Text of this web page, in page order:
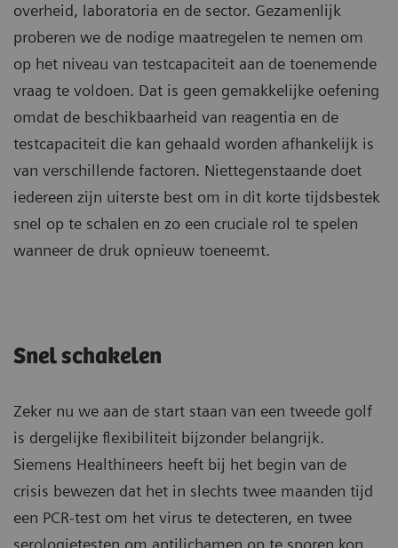
overheid, laboratoria en de sector. Gezamenlijk
proberen we de nodige maatregelen te nemen om
op het niveau van testcapaciteit aan de toenemende
vraag te voldoen. Dat is geen gemakkelijke oefening
omdat de beschikbaarheid van reagentia en de
testcapaciteit die kan gehaald worden afhankelijk is
van verschillende factoren. Niettegenstaande doet
iedereen zijn uiterste best om in dit korte tijdsbestek
snel op te schalen en zo een cruciale rol te spelen
wanneer de druk opnieuw toeneemt.
Snel schakelen
Zeker nu we aan de start staan van een tweede golf
is dergelijke flexibiliteit bijzonder belangrijk.
Siemens Healthineers heeft bij het begin van de
crisis bewezen dat het in slechts twee maanden tijd
een PCR-test om het virus te detecteren, en twee
serologietesten om antilichamen op te sporen kon